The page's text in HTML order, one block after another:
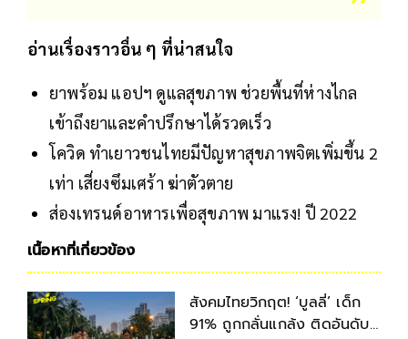
อ่านเรื่องราวอื่น ๆ ที่น่าสนใจ
ยาพร้อม แอปฯ ดูแลสุขภาพ ช่วยพื้นที่ห่างไกล
เข้าถึงยาและคำปรึกษาได้รวดเร็ว
โควิด ทำเยาวชนไทยมีปัญหาสุขภาพจิตเพิ่มขึ้น 2
เท่า เสี่ยงซึมเศร้า ฆ่าตัวตาย
ส่องเทรนด์อาหารเพื่อสุขภาพ มาแรง! ปี 2022
เนื้อหาที่เกี่ยวข้อง
สังคมไทยวิกฤต! ‘บูลลี่’ เด็ก
91% ถูกกลั่นแกล้ง ติดอันดับ